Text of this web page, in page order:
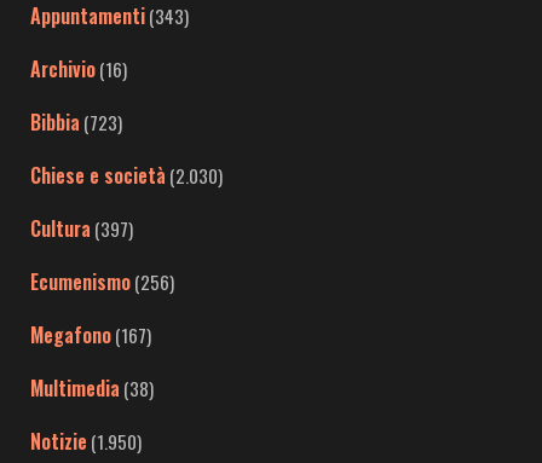
Appuntamenti(343)
Archivio(16)
Bibbia (723)
Chiese e società (2.030)
Cultura (397)
Ecumenismo(256)
Megafono(167)
Multimedia (38)
Notizie (1.950)